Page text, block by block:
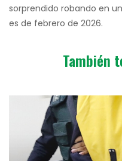
sorprendido robando en
es de febrero de 2026.
También